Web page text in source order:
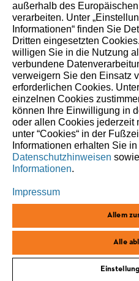
corporate.stihl.de
Impressum
Datenschutz
Cookies
ANDREAS STIHL AG &
außerhalb des
verarbeiten. Unter
Informationen“ finden Sie
Dritten eingesetzten
willigen Sie in die Nutzung
verbundene
verweigern Sie den Einsatz
erforderlichen Cookies.
einzelnen Cookies
können Ihre Einwilligung in
oder allen Cookies jederzeit
unter “Cookies“ in der
Informationen erhalten Sie
Datenschutzhinweisen
Informationen.
Impressum
Allem
Alle